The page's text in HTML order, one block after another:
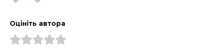
Оцініть автора